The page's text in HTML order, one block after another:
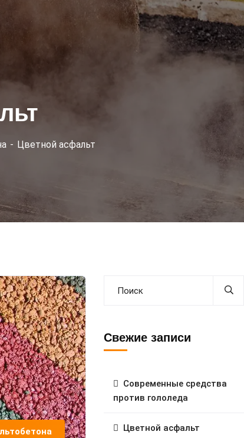
Цветной асфальт
Свежие записи
Современные средства
против гололеда
Цветной асфальт